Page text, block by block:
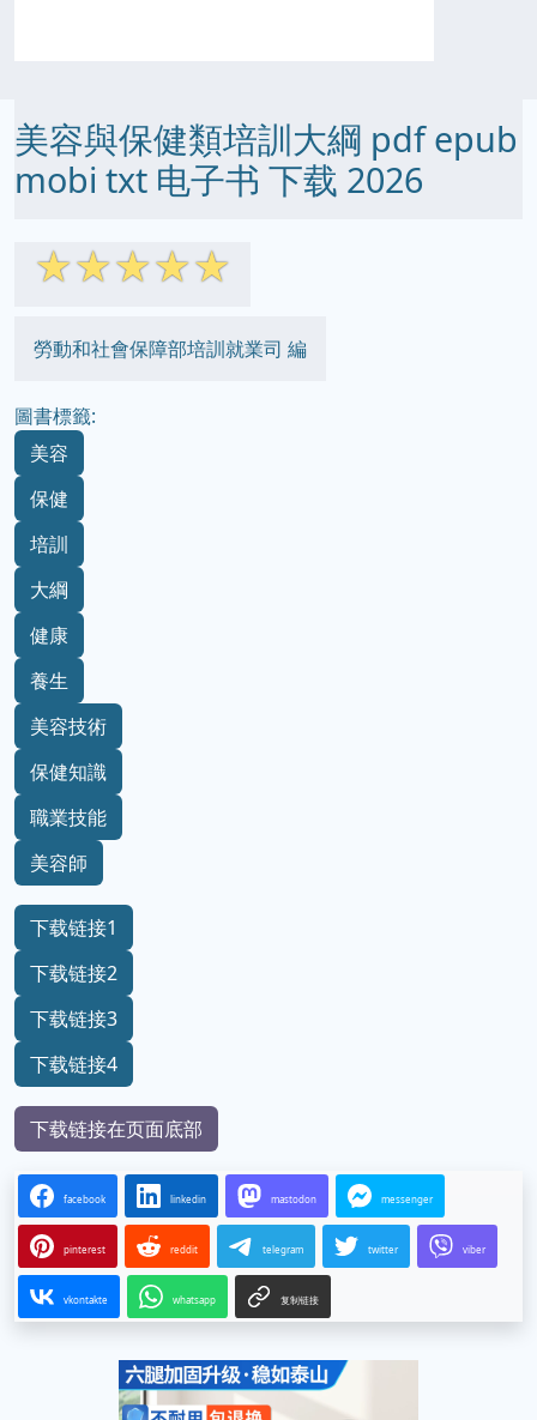
美容與保健類培訓大綱 pdf epub
mobi txt 电子书 下载 2026
☆☆☆☆☆
勞動和社會保障部培訓就業司 編
圖書標籤:
美容
保健
培訓
大綱
健康
養生
美容技術
保健知識
職業技能
美容師
下载链接1
下载链接2
下载链接3
下载链接4
下载链接在页面底部
facebook linkedin mastodon messenger
pinterest reddit telegram twitter viber
vkontakte whatsapp 复制链接